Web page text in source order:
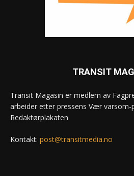
TRANSIT
Transit Magasin er medlem av
arbeider etter pressens Vær varsom-
Redaktørplakaten
Kontakt: post@transitmedia.no